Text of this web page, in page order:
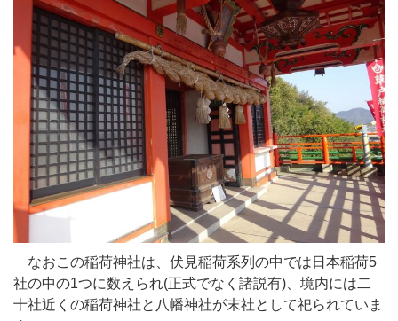
なおこの稲荷神社は、伏見稲荷系列の中では日本稲荷5
社の中の1つに数えられ(正式でなく諸説有)、境内には二
十社近くの稲荷神社と八幡神社が末社として祀られていま